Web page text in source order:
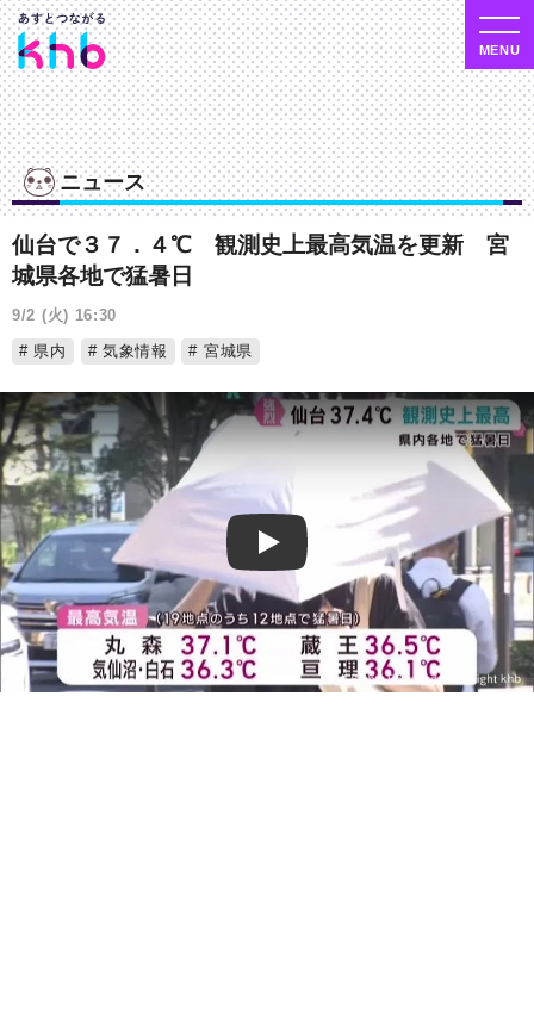
ニュース
仙台で３７．４℃ 観測史上最高気温を更新 宮
城県各地で猛暑日
9/2 (火) 16:30
県内
気象情報 宮城県
Play